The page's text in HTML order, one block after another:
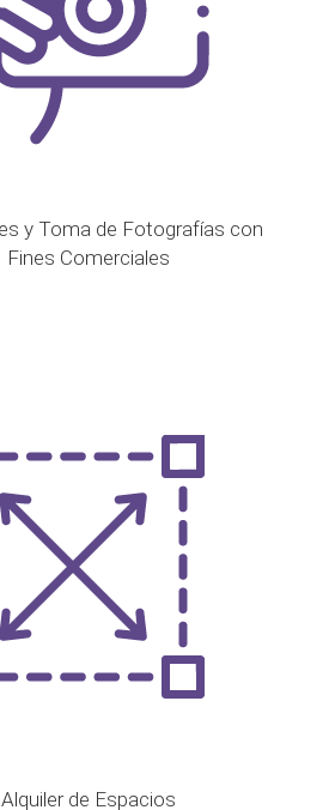
y Toma de Fotografías con
Fines Comerciales
Alquiler de Espacios